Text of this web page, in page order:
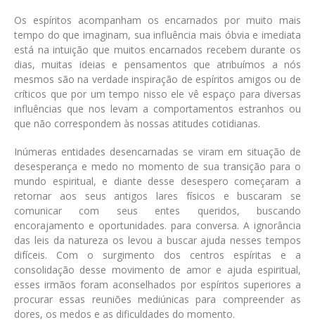
Os espíritos acompanham os encarnados por muito mais
tempo do que imaginam, sua influência mais óbvia e imediata
está na intuição que muitos encarnados recebem durante os
dias, muitas ideias e pensamentos que atribuímos a nós
mesmos são na verdade inspiração de espíritos amigos ou de
críticos que por um tempo nisso ele vê espaço para diversas
influências que nos levam a comportamentos estranhos ou
que não correspondem às nossas atitudes cotidianas.
Inúmeras entidades desencarnadas se viram em situação de
desesperança e medo no momento de sua transição para o
mundo espiritual, e diante desse desespero começaram a
retornar aos seus antigos lares físicos e buscaram se
comunicar com seus entes queridos, buscando
encorajamento e oportunidades. para conversa. A ignorância
das leis da natureza os levou a buscar ajuda nesses tempos
difíceis. Com o surgimento dos centros espíritas e a
consolidação desse movimento de amor e ajuda espiritual,
esses irmãos foram aconselhados por espíritos superiores a
procurar essas reuniões mediúnicas para compreender as
dores, os medos e as dificuldades do momento.